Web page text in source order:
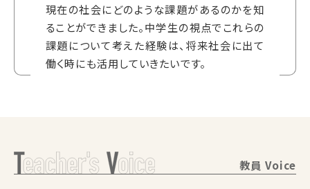
現在の社会にどのような課題があるのかを知
ることができました。中学生の視点でこれらの
課題について考えた経験は、将来社会に出て
働く時にも活用していきたいです。
教員 Voice